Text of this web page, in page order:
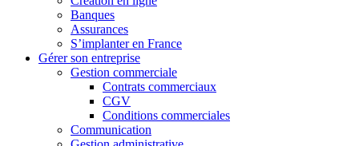
Banques
Assurances
S’implanter en France
Gérer son entreprise
Gestion commerciale
Contrats commerciaux
CGV
Conditions commerciales
Communication